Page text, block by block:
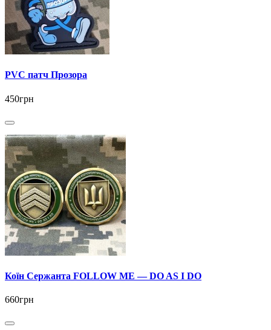
PVC патч Прозора
450грн
Коїн Сержанта FOLLOW ME — DO AS I DO
660грн